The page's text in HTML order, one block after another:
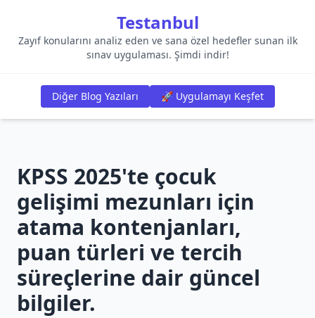
Testanbul
Zayıf konularını analiz eden ve sana özel hedefler sunan ilk
sınav uygulaması. Şimdi indir!
Diğer Blog Yazıları 🚀 Uygulamayı Keşfet
KPSS 2025'te çocuk
gelişimi mezunları için
atama kontenjanları,
puan türleri ve tercih
süreçlerine dair güncel
bilgiler.